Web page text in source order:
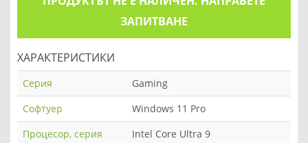
ЗАПИТВАНЕ
ХАРАКТЕРИСТИКИ
Серия
Gaming
Софтуер
Windows 11 Pro
Процесор, серия
Intel Core Ultra 9